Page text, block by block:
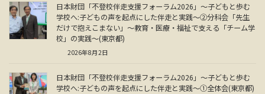
日本財団「不登校伴走支援フォーラム2026」～子どもと歩む
学校へ:子どもの声を起点にした伴走と実践～②分科会「先生
だけで抱えこまない」～教育・医療・福祉で支える「チーム学
校」の実践～(東京都)
2026年8月2日
日本財団「不登校伴走支援フォーラム2026」～子どもと歩む
学校へ:子どもの声を起点にした伴走と実践～①全体会(東京都)